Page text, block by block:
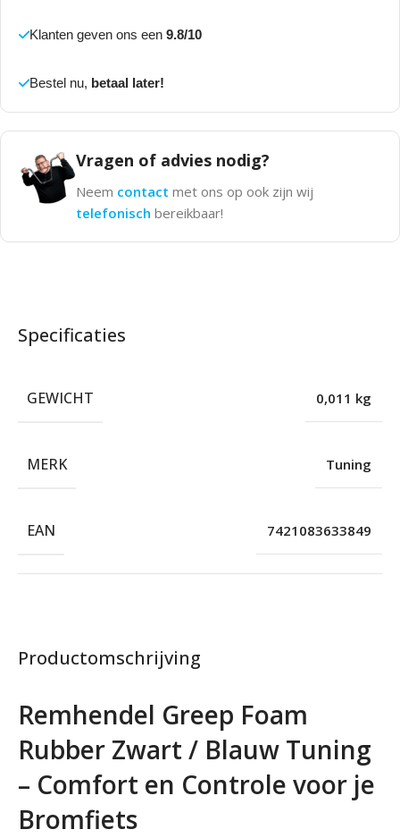
Klanten geven ons een 9.8/10
Bestel nu, betaal later!
Vragen of advies nodig?
Neem contact met ons op ook zijn wij
telefonisch bereikbaar!
Productomschrijving
Remhendel Greep Foam
Rubber Zwart / Blauw Tuning
– Comfort en Controle voor je
Bromfiets
Specificaties
GEWICHT 0,011 kg
MERK Tuning
EAN 7421083633849